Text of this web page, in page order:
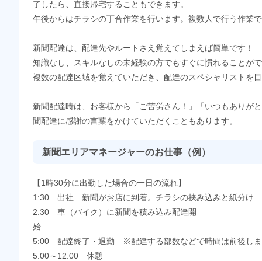
了したら、直接帰宅することもできます。
午後からはチラシの丁合作業を行います。複数人で行う作業
新聞配達は、配達先やルートさえ覚えてしまえば簡単です！
知識なし、スキルなしの未経験の方でもすぐに慣れることが
複数の配達区域を覚えていただき、配達のスペシャリストを
新聞配達時は、お客様から「ご苦労さん！」「いつもありが
聞配達に感謝の言葉をかけていただくこともあります。
新聞エリアマネージャーのお仕事（例）
【1時30分に出勤した場合の一日の流れ】
1:30 出社 新聞がお店に到着。チラシの挟み込みと紙分け
2:30 車（バイク）に新聞を積み込み配達開
5:00 配達終了・退勤 ※配達する部数などで時間は前後し
5:00～12:00 休憩